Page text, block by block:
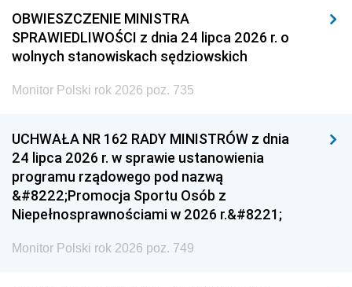
OBWIESZCZENIE MINISTRA
SPRAWIEDLIWOŚCI z dnia 24 lipca 2026 r. o
wolnych stanowiskach sędziowskich
Monitor Polski rok 2026 poz. 735
UCHWAŁA NR 162 RADY MINISTRÓW z dnia
24 lipca 2026 r. w sprawie ustanowienia
programu rządowego pod nazwą
&#8222;Promocja Sportu Osób z
Niepełnosprawnościami w 2026 r.&#8221;
Monitor Polski rok 2026 poz. 749